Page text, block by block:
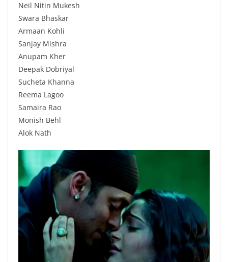
Neil Nitin Mukesh
Swara Bhaskar
Armaan Kohli
Sanjay Mishra
Anupam Kher
Deepak Dobriyal
Sucheta Khanna
Reema Lagoo
Samaira Rao
Monish Behl
Alok Nath